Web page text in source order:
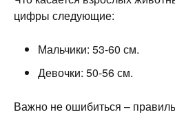
цифры следующие:
Мальчики: 53-60 см.
Девочки: 50-56 см.
Важно не ошибиться –